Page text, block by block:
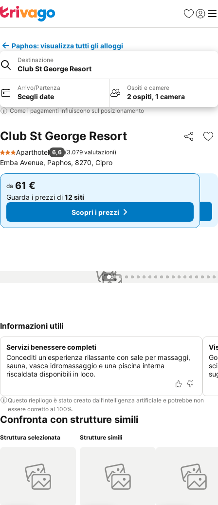
PreferitiAccedi
Paphos: visualizza tutti gli alloggi
Destinazione
Club St George Resort
Arrivo/Partenza
Scegli date
Ospiti e camere
2 ospiti, 1 camera
Come i pagamenti influiscono sul posizionamento
Club St George Resort Condividi
3 Stelle
Aparthotel 6,6 (3.079 valutazioni)
Emba Avenue, Paphos, 8270, Cipro
da 61 €
Guarda i prezzi di 12 siti
Scopri i prezzi
da 61 €
Guarda i prezzi di 12 siti
Scopri i prezzi
1 / 61
Informazioni utili
Servizi benessere completi
Concediti un'esperienza rilassante con sale per massaggi,
sauna, vasca idromassaggio e una piscina interna
riscaldata disponibili in loco.
Questo riepilogo è stato creato dall’intelligenza artificiale e potrebbe non
essere corretto al 100%.
Confronta con strutture simili
Struttura selezionata Strutture simili